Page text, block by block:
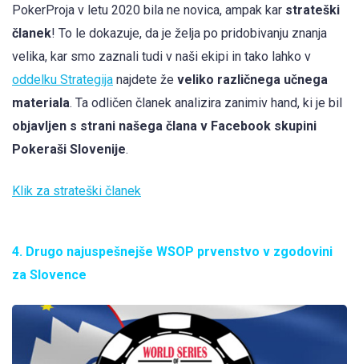
PokerProja v letu 2020 bila ne novica, ampak kar strateški
članek! To le dokazuje, da je želja po pridobivanju znanja
velika, kar smo zaznali tudi v naši ekipi in tako lahko v
oddelku Strategija najdete že veliko različnega učnega
materiala. Ta odličen članek analizira zanimiv hand, ki je bil
objavljen s strani našega člana v Facebook skupini
Pokeraši Slovenije.
Klik za strateški članek
4. Drugo najuspešnejše WSOP prvenstvo v zgodovini
za Slovence